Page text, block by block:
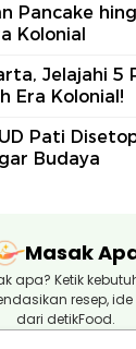
Pancake
Kolonial
Jelajahi 5
Era Kolonial!
Pati
Budaya
Masak
apa? Ketik
resep,
dari detikFood.